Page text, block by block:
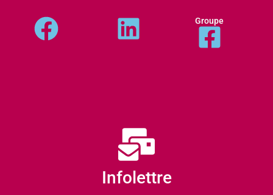
Groupe
Infolettre